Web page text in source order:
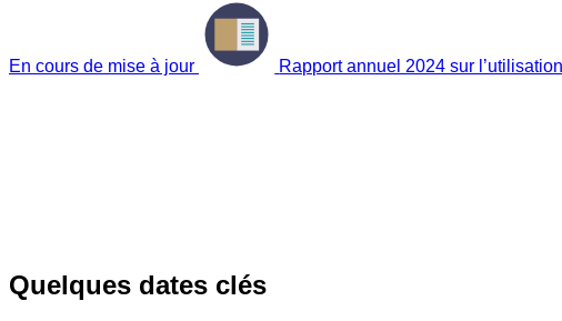
En cours de mise à jour Rapport annuel 2024 sur
Quelques dates clés